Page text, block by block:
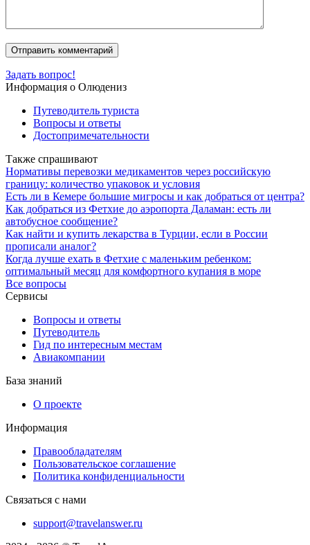
Задать вопрос!
Информация о Олюдениз
Путеводитель туриста
Вопросы и ответы
Достопримечательности
Также спрашивают
Нормативы перевозки медикаментов через российскую
границу: количество упаковок и условия
Есть ли в Кемере большие мигросы и как добраться от центра?
Как добраться из Фетхие до аэропорта Даламан: есть ли
автобусное сообщение?
Как найти и купить лекарства в Турции, если в России
прописали аналог?
Когда лучше ехать в Фетхие с маленьким ребенком:
оптимальный месяц для комфортного купания в море
Все вопросы
Сервисы
Вопросы и ответы
Путеводитель
Гид по интересным местам
Авиакомпании
База знаний
О проекте
Информация
Правообладателям
Пользовательское соглашение
Политика конфиденциальности
Связаться с нами
support@travelanswer.ru